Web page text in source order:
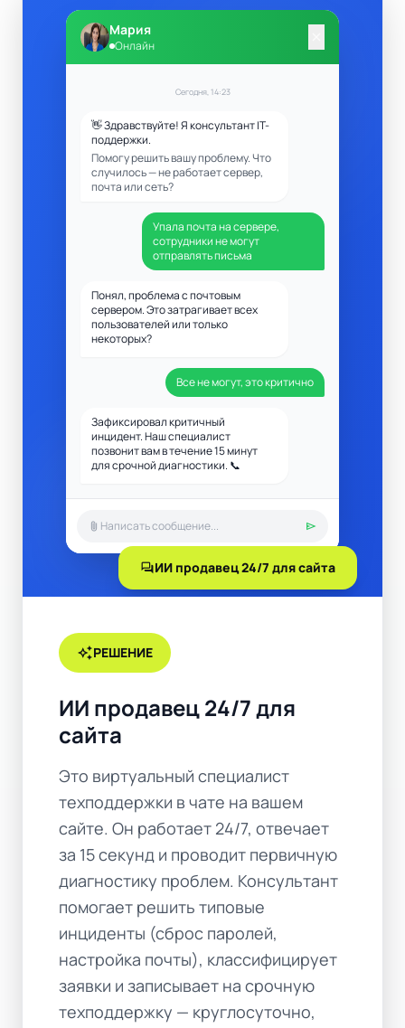
Мария
Онлайн
Сегодня, 14:23
👋 Здравствуйте! Я консультант IT-
поддержки.
Помогу решить вашу проблему. Что
случилось — не работает сервер,
почта или сеть?
Упала почта на сервере,
сотрудники не могут
отправлять письма
Понял, проблема с почтовым
сервером. Это затрагивает всех
пользователей или только
некоторых?
Все не могут, это критично
Зафиксировал критичный
инцидент. Наш специалист
позвонит вам в течение 15 минут
для срочной диагностики. 📞
attach_file send
forumИИ продавец 24/7 для сайта
auto_awesomeРЕШЕНИЕ
ИИ продавец 24/7 для
сайта
Это виртуальный специалист
техподдержки в чате на вашем
сайте. Он работает 24/7, отвечает
за 15 секунд и проводит первичную
диагностику проблем. Консультант
помогает решить типовые
инциденты (сброс паролей,
настройка почты), классифицирует
заявки и записывает на срочную
техподдержку — круглосуточно,